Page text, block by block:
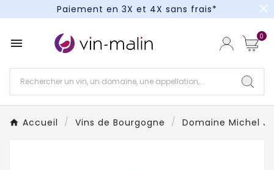
Paiement en 3X et 4X sans frais*
Paiement en 3X et 4X sans frais*
close
 0
Accueil Vins de Bourgogne Domaine Michel